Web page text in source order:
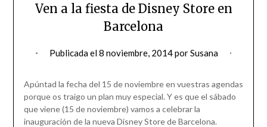
Ven a la fiesta de Disney Store en
Barcelona
Publicada el8 noviembre, 2014porSusana
Apúntad la fecha del 15 de noviembre en vuestras agendas
porque os traigo un plan muy especial. Y es que el sábado
que viene (15 de noviembre) vamos a celebrar la
inauguración de la nueva Disney Store de Barcelona.